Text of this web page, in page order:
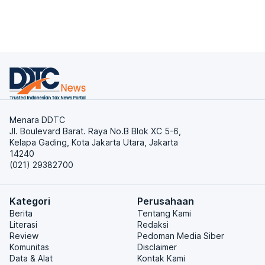
Menara DDTC
Jl. Boulevard Barat. Raya No.B Blok XC 5-6,
Kelapa Gading, Kota Jakarta Utara, Jakarta
14240
(021) 29382700
Kategori
Berita
Literasi
Review
Komunitas
Data & Alat
Perusahaan
Tentang Kami
Redaksi
Pedoman Media Siber
Disclaimer
Kontak Kami